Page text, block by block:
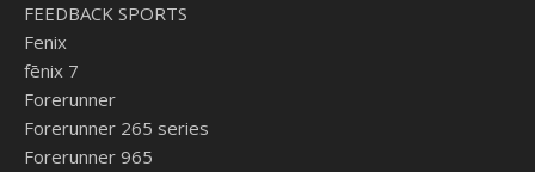
FEEDBACK SPORTS
Fenix
fēnix 7
Forerunner
Forerunner 265 series
Forerunner 965